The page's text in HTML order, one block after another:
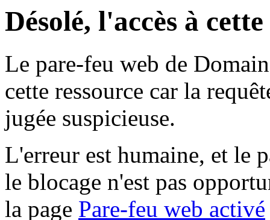
Désolé, l'accès à
Le pare-feu web de
cette ressource car la
jugée suspicieuse.
L'erreur est humaine, et le
le blocage n'est pas
la page Pare-feu web activé